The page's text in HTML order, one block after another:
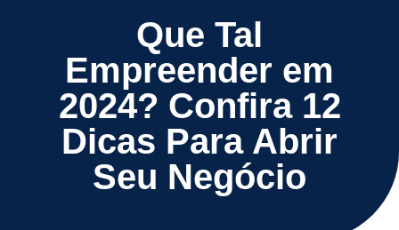
Que Tal
Empreender em
2024? Confira 12
Dicas Para Abrir
Seu Negócio